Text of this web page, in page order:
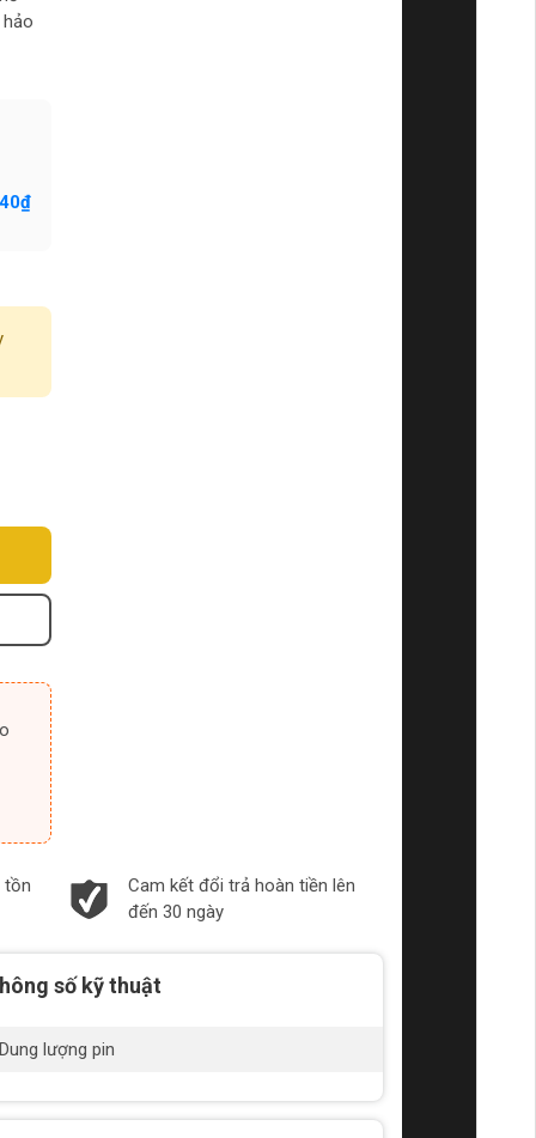
tồn
Cam kết đổi trả hoàn tiền lên
đến 30 ngày
số kỹ thuật
Dung lượng pin